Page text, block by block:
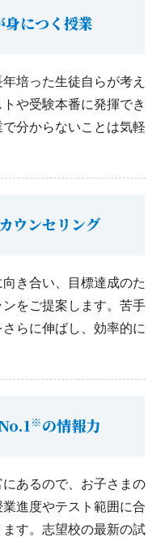
身につく授業
培った生徒自らが考え
や受験本番に発揮でき
分からないことは気軽
ウンセリング
き合い、目標達成のた
をご提案します。苦手
らに伸ばし、効率的に
※の情報力
あるので、お子さまの
進度やテスト範囲に合
す。志望校の最新の試